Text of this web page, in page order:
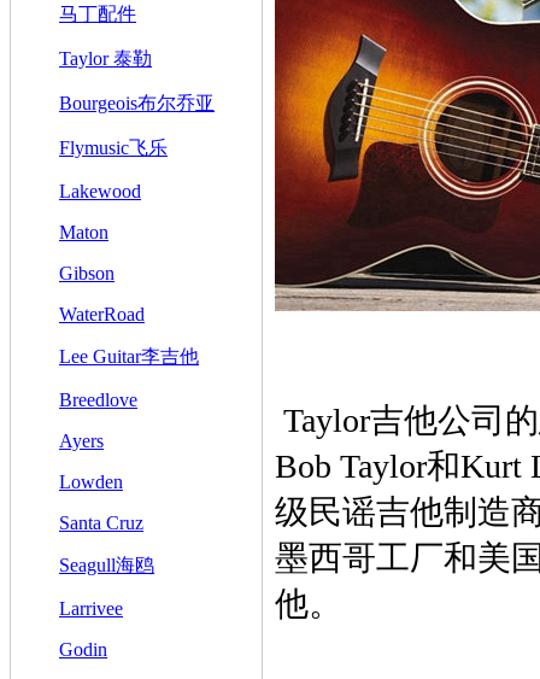
马丁配件
Taylor 泰勒
Bourgeois布尔乔亚
Flymusic飞乐
Lakewood
Maton
Gibson
WaterRoad
Lee Guitar李吉他
Breedlove
Ayers
Lowden
Santa Cruz
Seagull海鸥
Larrivee
Godin
Taylor吉他公司
Bob Taylor和Kurt
级民谣吉他制造
墨西哥工厂和美
他。